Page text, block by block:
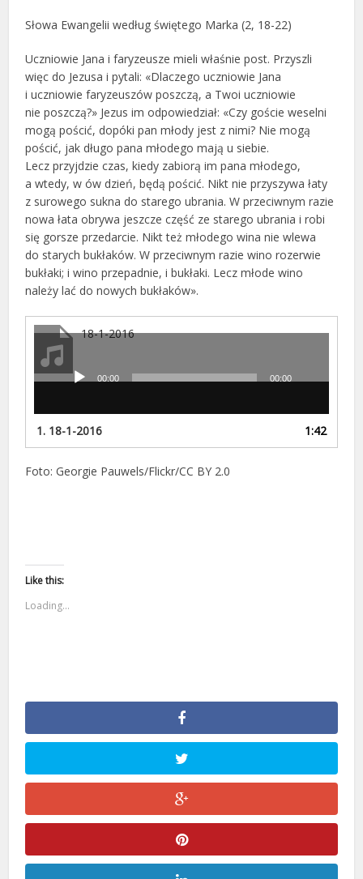
Słowa Ewangelii według świętego Marka (2, 18-22)
Uczniowie Jana i faryzeusze mieli właśnie post. Przyszli
więc do Jezusa i pytali: «Dlaczego uczniowie Jana
i uczniowie faryzeuszów poszczą, a Twoi uczniowie
nie poszczą?» Jezus im odpowiedział: «Czy goście weselni
mogą pościć, dopóki pan młody jest z nimi? Nie mogą
pościć, jak długo pana młodego mają u siebie.
Lecz przyjdzie czas, kiedy zabiorą im pana młodego,
a wtedy, w ów dzień, będą pościć. Nikt nie przyszywa łaty
z surowego sukna do starego ubrania. W przeciwnym razie
nowa łata obrywa jeszcze część ze starego ubrania i robi
się gorsze przedarcie. Nikt też młodego wina nie wlewa
do starych bukłaków. W przeciwnym razie wino rozerwie
bukłaki; i wino przepadnie, i bukłaki. Lecz młode wino
należy lać do nowych bukłaków».
18-1-2016
dźwiękowych
00:00 00:00
1. 18-1-2016 1:42
Foto: Georgie Pauwels/Flickr/CC BY 2.0
Like this:
Loading...